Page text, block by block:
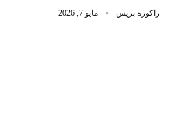
زاكورة بريس مايو 7, 2026